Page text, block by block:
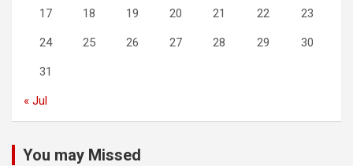
17 18 19 20 21 22 23
24 25 26 27 28 29 30
31
« Jul
You may Missed